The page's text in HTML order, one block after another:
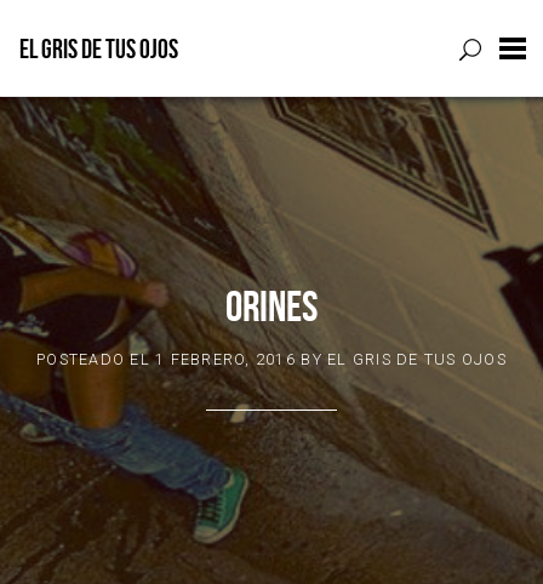
Skip
to
content
EL GRIS DE TUS OJOS
ORINES
POSTEADO EL1 FEBRERO, 2016 BY EL GRIS DE TUS OJOS